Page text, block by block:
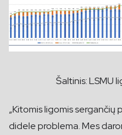
Šaltinis: LSMU
„Kitomis ligomis
didele problema. Mes